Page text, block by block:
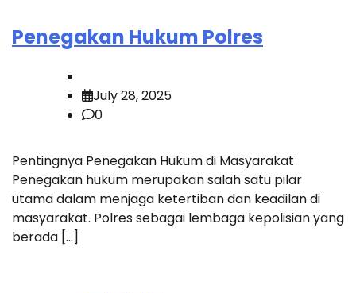
Penegakan Hukum Polres
July 28, 2025
0
Pentingnya Penegakan Hukum di Masyarakat
Penegakan hukum merupakan salah satu pilar
utama dalam menjaga ketertiban dan keadilan di
masyarakat. Polres sebagai lembaga kepolisian yang
berada […]